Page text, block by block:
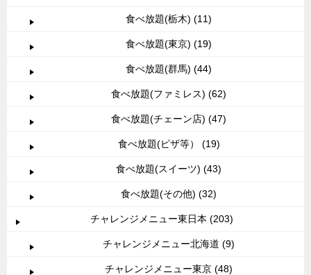
食べ放題(栃木) (11)
食べ放題(東京) (19)
食べ放題(群馬) (44)
食べ放題(ファミレス) (62)
食べ放題(チェーン店) (47)
食べ放題(ピザ等） (19)
食べ放題(スイーツ) (43)
食べ放題(その他) (32)
チャレンジメニュー東日本 (203)
チャレンジメニュー北海道 (9)
チャレンジメニュー東京 (48)